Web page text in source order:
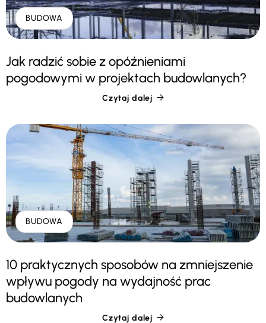
BUDOWA
Jak radzić sobie z opóźnieniami
pogodowymi w projektach budowlanych?
Czytaj dalej 
BUDOWA
10 praktycznych sposobów na zmniejszenie
wpływu pogody na wydajność prac
budowlanych
Czytaj dalej 